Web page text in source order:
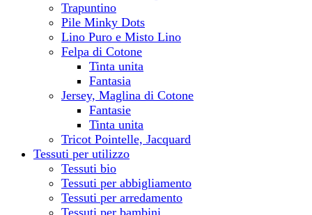
Trapuntino
Pile Minky Dots
Lino Puro e Misto Lino
Felpa di Cotone
Tinta unita
Fantasia
Jersey, Maglina di Cotone
Fantasie
Tinta unita
Tricot Pointelle, Jacquard
Tessuti per utilizzo
Tessuti bio
Tessuti per abbigliamento
Tessuti per arredamento
Tessuti per bambini